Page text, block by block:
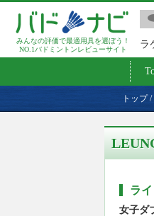
みんなの評価で最適用具を選ぼう！
NO.1バドミントンレビューサイト
ラ
トップ/
ラ
女子ダ